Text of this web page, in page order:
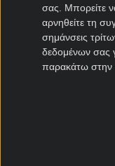
σας. Μπορείτε
αρνηθείτε τη
σημάνσεις
δεδομένων σας
παρακάτω στην
ΑΠΟΕΛ
ΑΕΚ
Ομόνοια